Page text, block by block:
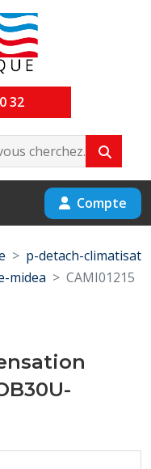
32
Compte
p-detach-climatisat
midea
CAMI01215